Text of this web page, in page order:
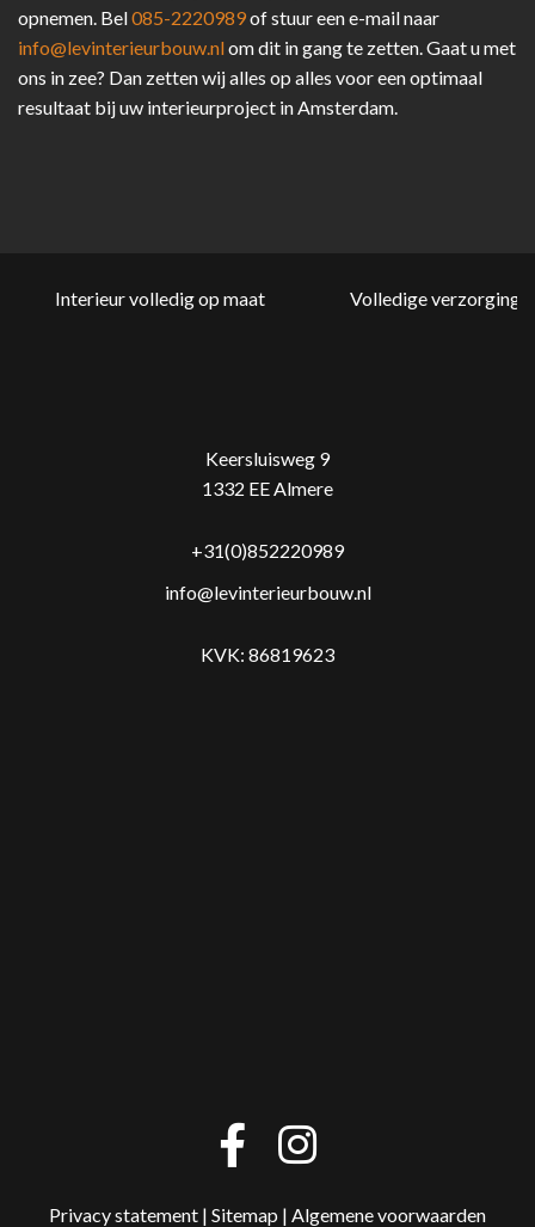
opnemen. Bel085-2220989of stuur een e-mail naar
info@levinterieurbouw.nlom dit in gang te zetten. Gaat u met
ons in zee? Dan zetten wij alles op alles voor een optimaal
resultaat bij uw interieurproject in Amsterdam.
Interieur volledig op maat Volledige verzorging
Keersluisweg 9
1332 EE Almere
+31(0)852220989
info@levinterieurbouw.nl
KVK: 86819623
Privacy statement | Sitemap | Algemene voorwaarden